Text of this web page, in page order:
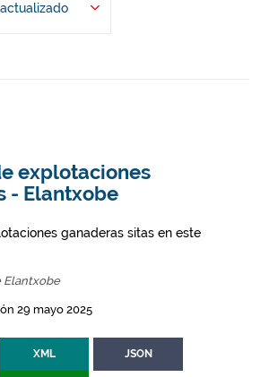
explotaciones
- Elantxobe
ganaderas sitas en este
Elantxobe
29 mayo 2025
XML JSON